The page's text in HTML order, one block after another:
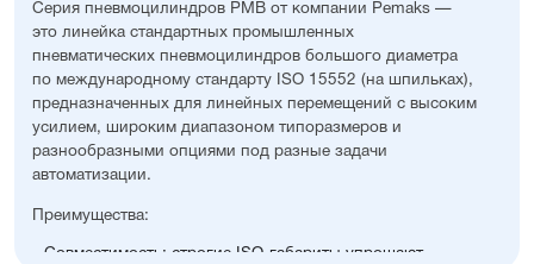
Серия пневмоцилиндров PMB от компании Pemaks —
это линейка стандартных промышленных
пневматических пневмоцилиндров большого диаметра
по международному стандарту ISO 15552 (на шпильках),
предназначенных для линейных перемещений с высоким
усилием, широким диапазоном типоразмеров и
разнообразными опциями под разные задачи
автоматизации.
Преимущества:
Совместимость: строгие ISO-габариты упрощают